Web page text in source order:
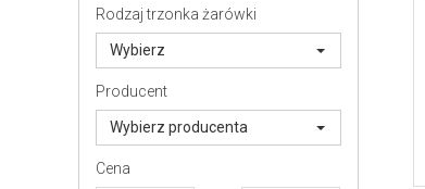
Rodzaj trzonka żarówki
Wybierz
Producent
Wybierz producenta
Cena